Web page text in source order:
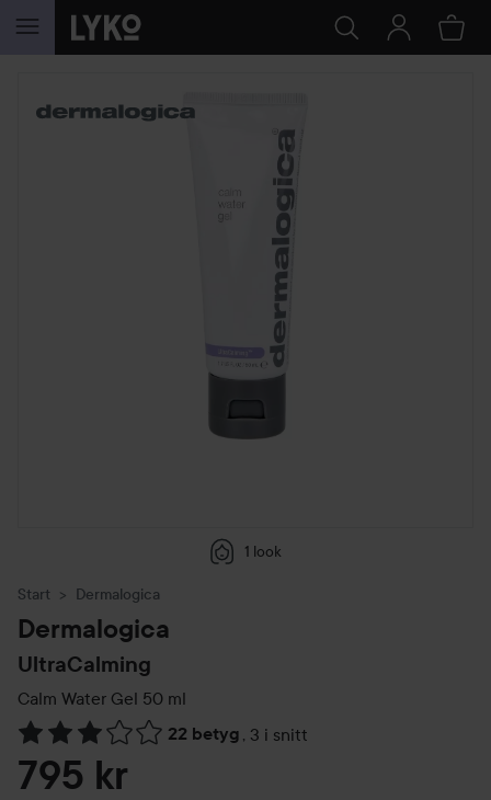
HOPPA TILL INNEHÅLLET
1 look
Start Dermalogica
Dermalogica
UltraCalming
Calm Water Gel 50 ml
22 betyg , 3 i snitt
Hoppa till Betyg & kommentarer
795 kr